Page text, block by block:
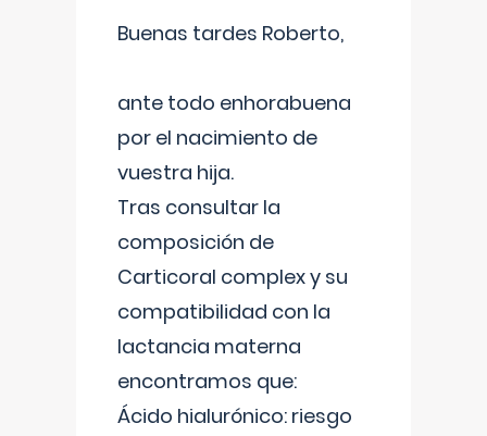
Buenas tardes Roberto,
ante todo enhorabuena
por el nacimiento de
vuestra hija.
Tras consultar la
composición de
Carticoral complex y su
compatibilidad con la
lactancia materna
encontramos que:
Ácido hialurónico: riesgo